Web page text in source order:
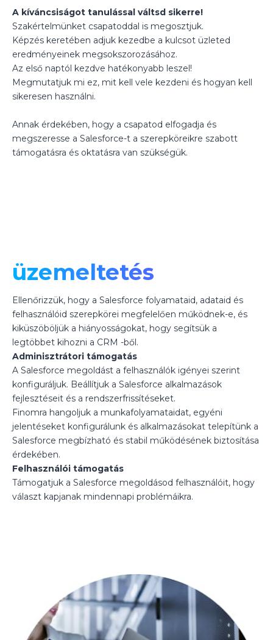
A kíváncsiságot tanulással váltsd sikerre!
Szakértelmünket csapatoddal is megosztjuk.
Képzés keretében adjuk kezedbe a kulcsot üzleted
eredményeinek megsokszorozásához.
Az első naptól kezdve hatékonyabb leszel!
Megmutatjuk mi ez, mit kell vele kezdeni és hogyan kell
sikeresen használni.
Annak érdekében, hogy a csapatod elfogadja és
megszeresse a Salesforce-t a szerepköreikre szabott
támogatásra és oktatásra van szükségük.
üzemeltetés
Ellenőrizzük, hogy a Salesforce folyamataid, adataid és
felhasználóid szerepkörei megfelelően működnek-e, és
kiküszöböljük a hiányosságokat, hogy segítsük a
legtöbbet kihozni a CRM -ből.
Adminisztrátori támogatás
A Salesforce megoldást a felhasználók igényei szerint
konfiguráljuk. Beállítjuk a Salesforce alkalmazások
fejlesztéseit és a rendszerfrissítéseket.
Finomra hangoljuk a munkafolyamataidat, egyéni
jelentéseket konfigurálunk és alkalmazásokat telepítünk a
Salesforce megbízható és stabil működésének biztosítása
érdekében.
Felhasználói támogatás
Támogatjuk a Salesforce megoldásod felhasználóit, hogy
választ kapjanak mindennapi problémáikra.